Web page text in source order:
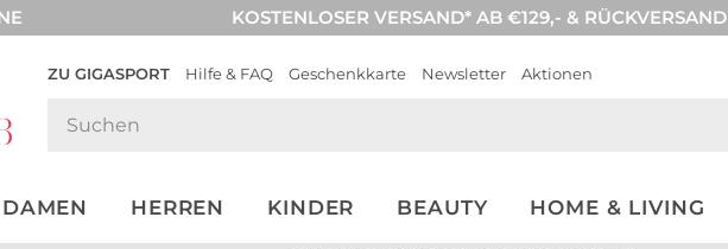
KOSTENLOSER VERSAND* AB €129,- & RÜCKVERSAND
ZU GIGASPORT Hilfe & FAQ Geschenkkarte Newsletter Aktionen
DAMEN HERREN KINDER BEAUTY HOME & LIVING